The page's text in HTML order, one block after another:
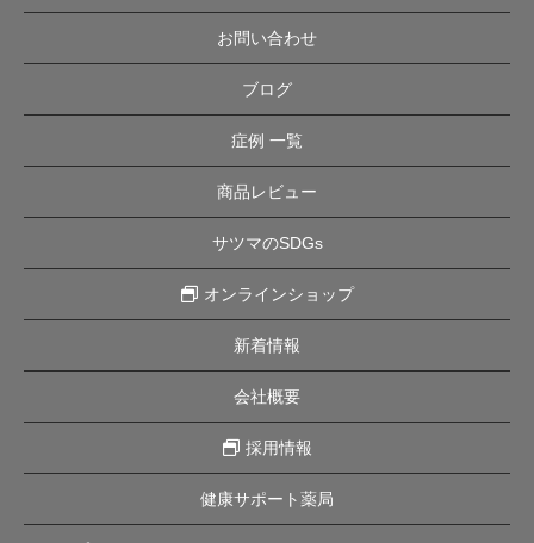
お問い合わせ
ブログ
症例 一覧
商品レビュー
サツマのSDGs
オンラインショップ
新着情報
会社概要
採用情報
健康サポート薬局